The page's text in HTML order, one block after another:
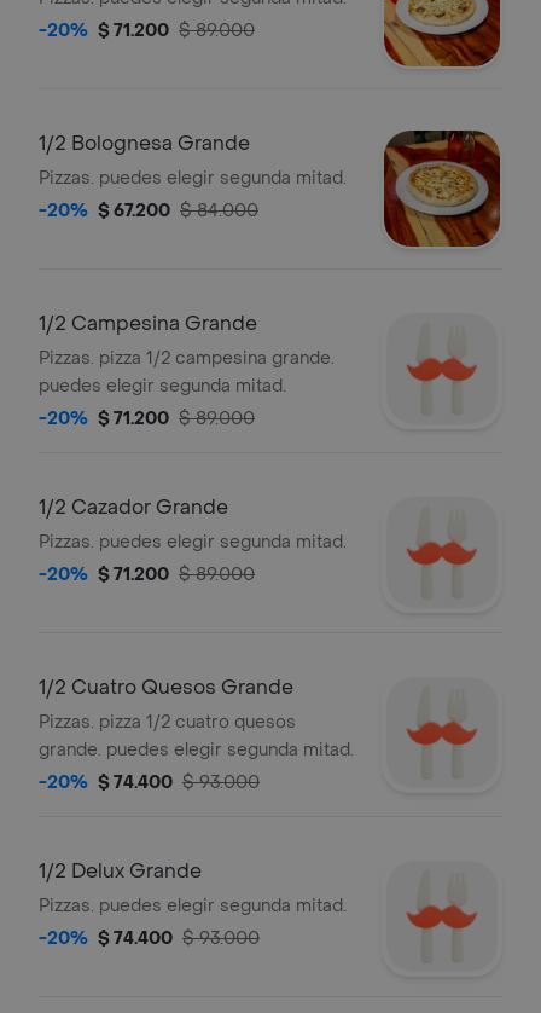
-20% $ 71.200 $ 89.000
1/2 Bolognesa Grande
Pizzas. puedes elegir segunda mitad.
-20% $ 67.200 $ 84.000
1/2 Campesina Grande
Pizzas. pizza 1/2 campesina grande.
puedes elegir segunda mitad.
-20% $ 71.200 $ 89.000
1/2 Cazador Grande
Pizzas. puedes elegir segunda mitad.
-20% $ 71.200 $ 89.000
1/2 Cuatro Quesos Grande
Pizzas. pizza 1/2 cuatro quesos
grande. puedes elegir segunda mitad.
-20% $ 74.400 $ 93.000
1/2 Delux Grande
Pizzas. puedes elegir segunda mitad.
-20% $ 74.400 $ 93.000